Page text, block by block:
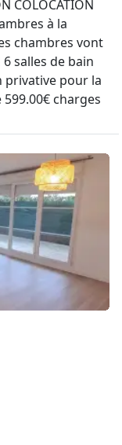
COLOCATION
à la
chambres vont
salles de bain
privative pour la
charges